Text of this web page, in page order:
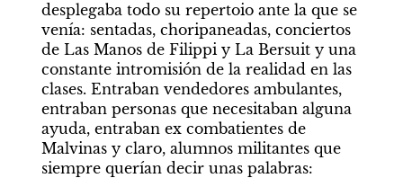
desplegaba todo su repertoio ante la que se
venía: sentadas, choripaneadas, conciertos
de Las Manos de Filippi y La Bersuit y una
constante intromisión de la realidad en las
clases. Entraban vendedores ambulantes,
entraban personas que necesitaban alguna
ayuda, entraban ex combatientes de
Malvinas y claro, alumnos militantes que
siempre querían decir unas palabras: